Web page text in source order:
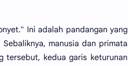
Ini adalah pandangan yang
manusia dan primata
tersebut, kedua garis keturunan